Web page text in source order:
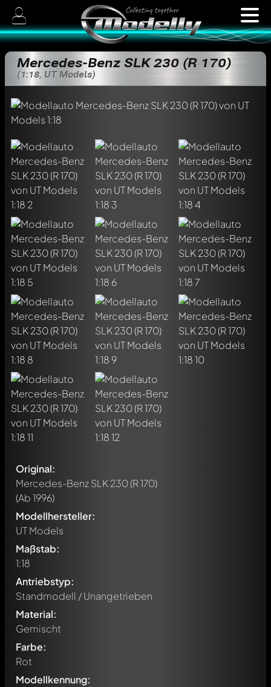
Mercedes-Benz SLK 230 (R 170)
(1:18, UT Models)
Original:
Mercedes-Benz SLK 230 (R 170)
(Ab 1996)
Modellhersteller:
UT Models
Maßstab:
1:18
Antriebstyp:
Standmodell / Unangetrieben
Material:
Gemischt
Farbe:
Rot
Modellkennung: